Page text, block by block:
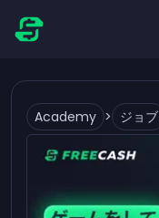
Academy > ジョブ